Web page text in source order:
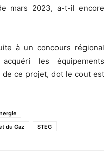
mars 2023, a-t-il encore
à un concours régional
les équipements
de ce projet, dot le cout est
du Gaz
STEG